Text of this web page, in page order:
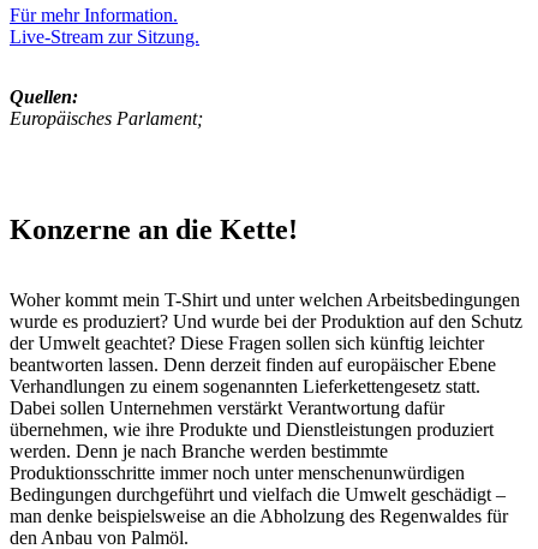
Für mehr Information.
Live-Stream zur Sitzung.
Quellen:
Europäisches Parlament;
Konzerne an die Kette!
Woher kommt mein T-Shirt und unter welchen Arbeitsbedingungen
wurde es produziert? Und wurde bei der Produktion auf den Schutz
der Umwelt geachtet? Diese Fragen sollen sich künftig leichter
beantworten lassen. Denn derzeit finden auf europäischer Ebene
Verhandlungen zu einem sogenannten Lieferkettengesetz statt.
Dabei sollen Unternehmen verstärkt Verantwortung dafür
übernehmen, wie ihre Produkte und Dienstleistungen produziert
werden. Denn je nach Branche werden bestimmte
Produktionsschritte immer noch unter menschenunwürdigen
Bedingungen durchgeführt und vielfach die Umwelt geschädigt –
man denke beispielsweise an die Abholzung des Regenwaldes für
den Anbau von Palmöl.